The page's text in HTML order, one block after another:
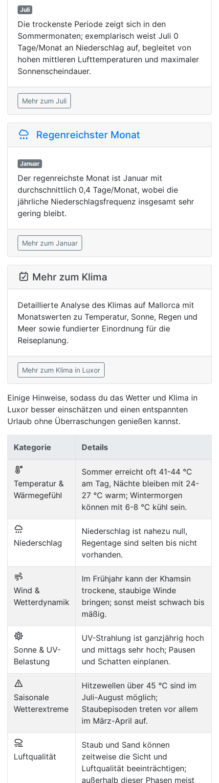
Juli
Die trockenste Periode zeigt sich in den
Sommermonaten; exemplarisch weist Juli 0
Tage/Monat an Niederschlag auf, begleitet von
hohen mittleren Lufttemperaturen und maximaler
Sonnenscheindauer.
Mehr zum Juli
Regenreichster Monat
Januar
Der regenreichste Monat ist Januar mit
durchschnittlich 0,4 Tage/Monat, wobei die
jährliche Niederschlagsfrequenz insgesamt sehr
gering bleibt.
Mehr zum Januar
Mehr zum Klima
Detaillierte Analyse des Klimas auf Mallorca mit
Monatswerten zu Temperatur, Sonne, Regen und
Meer sowie fundierter Einordnung für die
Reiseplanung.
Mehr zum Klima in Luxor
Einige Hinweise, sodass du das Wetter und Klima in
Luxor besser einschätzen und einen entspannten
Urlaub ohne Überraschungen genießen kannst.
Kategorie Details
Temperatur &
Wärmegefühl
Sommer erreicht oft 41-44 °C
am Tag, Nächte bleiben mit 24-
27 °C warm; Wintermorgen
können mit 6-8 °C kühl sein.
Niederschlag
Niederschlag ist nahezu null,
Regentage sind selten bis nicht
vorhanden.
Wind &
Wetterdynamik
Im Frühjahr kann der Khamsin
trockene, staubige Winde
bringen; sonst meist schwach bis
mäßig.
Sonne & UV-
Belastung
UV-Strahlung ist ganzjährig hoch
und mittags sehr hoch; Pausen
und Schatten einplanen.
Saisonale
Wetterextreme
Hitzewellen über 45 °C sind im
Juli-August möglich;
Staubepisoden treten vor allem
im März-April auf.
Luftqualität
Staub und Sand können
zeitweise die Sicht und
Luftqualität beeinträchtigen;
außerhalb dieser Phasen meist